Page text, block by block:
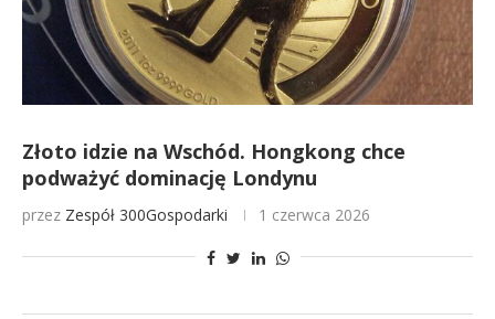
Złoto idzie na Wschód. Hongkong chce
podważyć dominację Londynu
przez Zespół 300Gospodarki 1 czerwca 2026